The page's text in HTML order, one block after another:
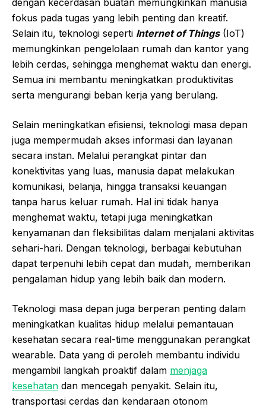
dengan kecerdasan buatan memungkinkan manusia
fokus pada tugas yang lebih penting dan kreatif.
Selain itu, teknologi seperti Internet of Things(IoT)
memungkinkan pengelolaan rumah dan kantor yang
lebih cerdas, sehingga menghemat waktu dan energi.
Semua ini membantu meningkatkan produktivitas
serta mengurangi beban kerja yang berulang.
Selain meningkatkan efisiensi, teknologi masa depan
juga mempermudah akses informasi dan layanan
secara instan. Melalui perangkat pintar dan
konektivitas yang luas, manusia dapat melakukan
komunikasi, belanja, hingga transaksi keuangan
tanpa harus keluar rumah. Hal ini tidak hanya
menghemat waktu, tetapi juga meningkatkan
kenyamanan dan fleksibilitas dalam menjalani aktivitas
sehari-hari. Dengan teknologi, berbagai kebutuhan
dapat terpenuhi lebih cepat dan mudah, memberikan
pengalaman hidup yang lebih baik dan modern.
Teknologi masa depan juga berperan penting dalam
meningkatkan kualitas hidup melalui pemantauan
kesehatan secara real-time menggunakan perangkat
wearable. Data yang di peroleh membantu individu
mengambil langkah proaktif dalam menjaga
kesehatan dan mencegah penyakit. Selain itu,
transportasi cerdas dan kendaraan otonom